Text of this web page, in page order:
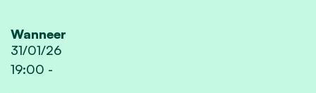
Wanneer
31/01/26
19:00 -